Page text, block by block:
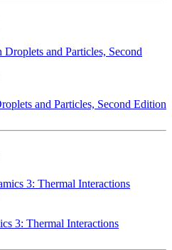
and Particles, Second Edition
3: Thermal Interactions